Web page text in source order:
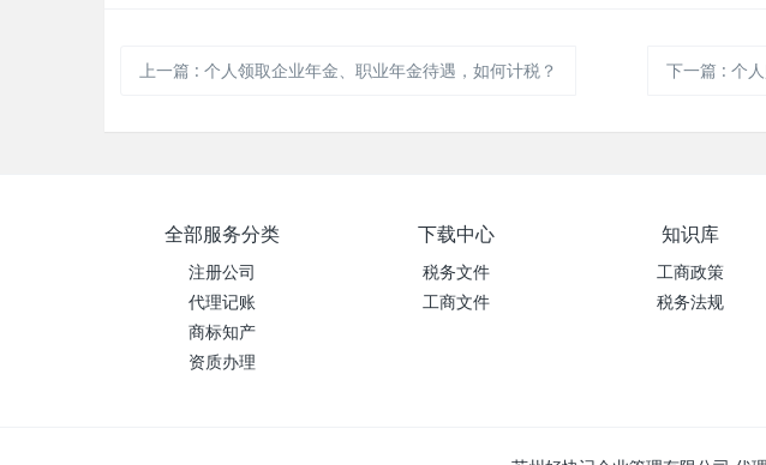
上一篇 :个人领取企业年金、职业年金待遇，如何计税？ 下一篇 : 个
全部服务分类
注册公司
代理记账
商标知产
资质办理
下载中心
税务文件
工商文件
知识库
工商政策
税务法规